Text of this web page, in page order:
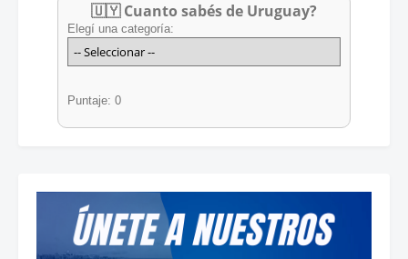
🇺🇾 Cuanto sabés de Uruguay?
Elegí una categoría:
Puntaje: 0